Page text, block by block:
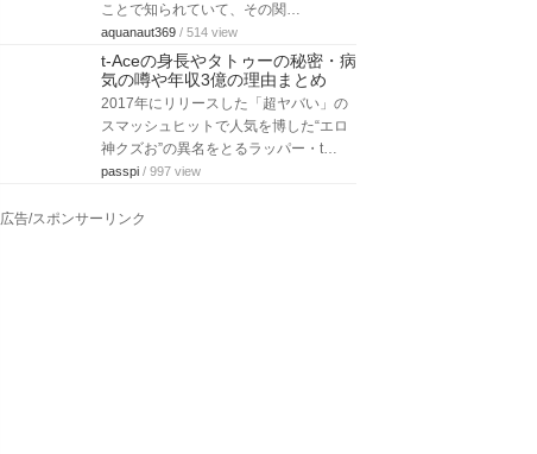
ことで知られていて、その関…
aquanaut369 / 514 view
t-Aceの身長やタトゥーの秘密・病
気の噂や年収3億の理由まとめ
2017年にリリースした「超ヤバい」の
スマッシュヒットで人気を博した“エロ
神クズお”の異名をとるラッパー・t…
passpi / 997 view
広告/スポンサーリンク